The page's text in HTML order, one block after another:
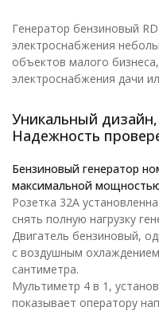
Генератор бензиновый
электроснабжения
объектов малого
электроснабжения дачи
Уникальный дизайн,
Надежность
Бензиновый генератор
максимальной
Розетка 32А
снять полную нагрузку
Двигатель бензиновый,
с воздушным
сантиметра.
Мультиметр 4 в 1,
показывает оператору